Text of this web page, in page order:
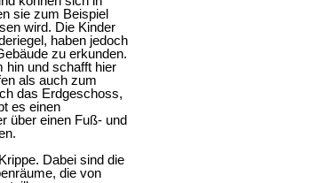
sie zum Beispiel
wird. Die Kinder
haben jedoch
zu erkunden.
hin und schafft hier
als auch zum
das Erdgeschoss,
es einen
über einen Fuß- und
Dabei sind die
die von